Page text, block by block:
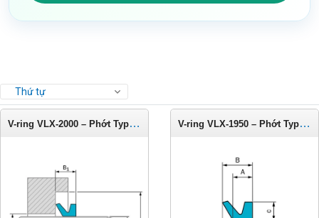
Thứ tự
V-ring VLX-2000 – Phớt Type LX cho trục 1975-2025 mm V-ring VLX-1950 – Phớt Type LX cho trục 1925-1975 mm